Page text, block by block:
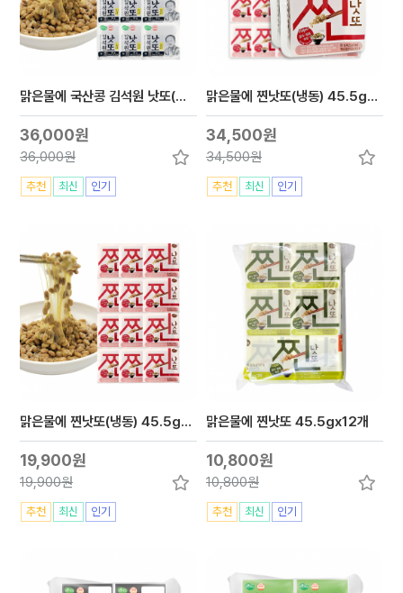
맑은물에 국산콩 김석원 낫또(냉동) 45.5gx24개
36,000원
36,000원
추천 최신 인기
맑은물에 찐낫또(냉동) 45.5gx42개
34,500원
34,500원
추천 최신 인기
맑은물에 찐낫또(냉동) 45.5gx24개
19,900원
19,900원
추천 최신 인기
맑은물에 찐낫또 45.5gx12개
10,800원
10,800원
추천 최신 인기